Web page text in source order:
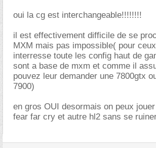
oui la cg est interchangeable!!!!!!!!
il est effectivement difficile de se
MXM mais pas impossible( pour
interresse toute les config haut de
sont a base de mxm et comme il
pouvez leur demander une 7800gtx
7900)
en gros OUI desormais on peux
fear far cry et autre hl2 sans se